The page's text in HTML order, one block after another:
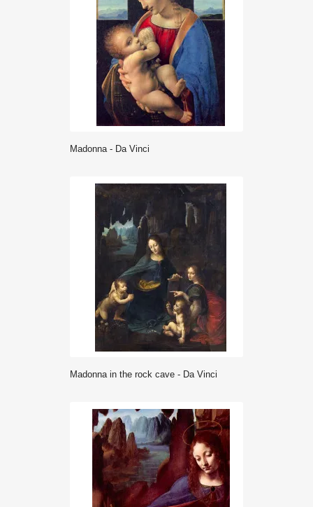
Madonna - Da Vinci
Madonna in the rock cave - Da Vinci